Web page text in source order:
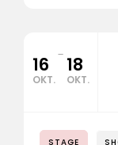
16
OKT.
- 18
OKT.
STAGE